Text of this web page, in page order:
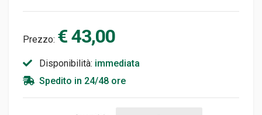
Prezzo: € 43,00
Disponibilità: immediata
Spedito in 24/48 ore